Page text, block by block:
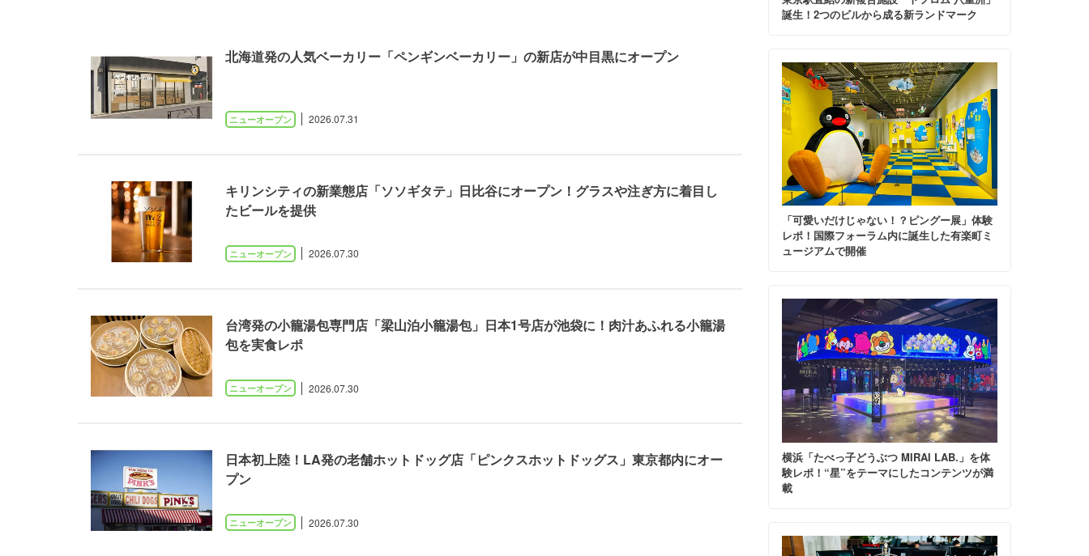
北海道発の人気ベーカリー「ペンギンベーカリー」の新店が中目黒にオープン
2026.07.31
キリンシティの新業態店「ソソギタテ」日比谷にオープン！グラスや注ぎ方に着目し
たビールを提供
2026.07.30
台湾発の小籠湯包専門店「梁山泊小籠湯包」日本1号店が池袋に！肉汁あふれる小籠湯
包を実食レポ
2026.07.30
日本初上陸！LA発の老舗ホットドッグ店「ピンクスホットドッグス」東京都内にオー
プン
2026.07.30
誕生！2つのビルから成る新ランドマーク
「可愛いだけじゃない！？ピングー展」体験
レポ！国際フォーラム内に誕生した有楽町ミ
ュージアムで開催
横浜「たべっ子どうぶつ MIRAI LAB.」を体
験レポ！“星”をテーマにしたコンテンツが満
載